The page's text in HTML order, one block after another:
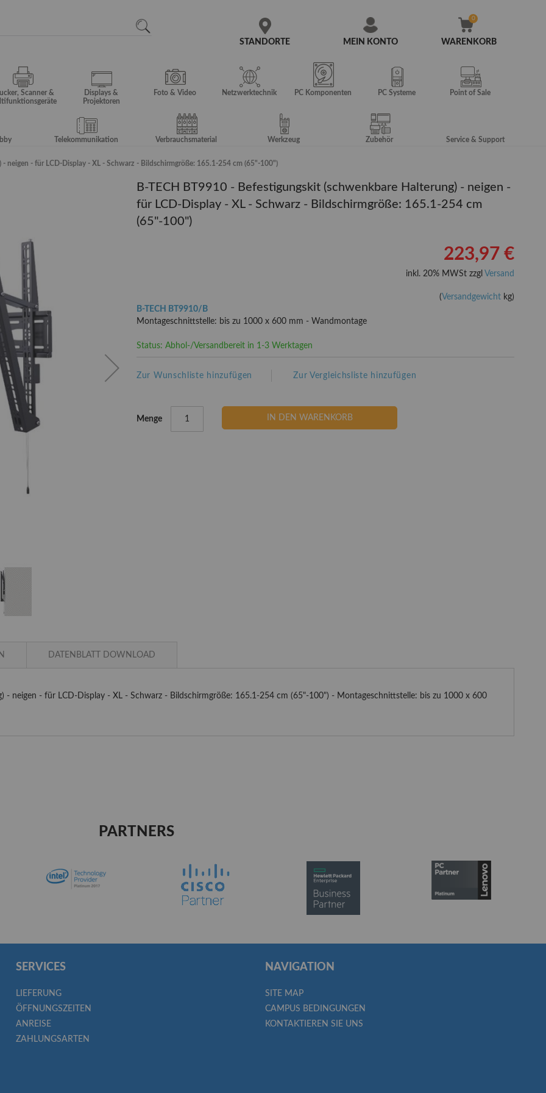
MEIN KONTO
STANDORTE WARENKORB
Scanner &
Displays &
Projektoren
Foto & Video Netzwerktechnik PC Komponenten PC Systeme Point of Sale
Telekommunikation Verbrauchsmaterial Werkzeug Zubehör Service & Support
- neigen - für LCD-Display - XL - Schwarz - Bildschirmgröße: 165.1-254 cm (65"-100")
B-TECH BT9910 - Befestigungskit (schwenkbare Halterung) - neigen -
für LCD-Display - XL - Schwarz - Bildschirmgröße: 165.1-254 cm
(65"-100")
223,97 €
inkl. 20% MWSt zzgl Versand
(Versandgewicht kg)
B-TECH BT9910/B
Montageschnittstelle: bis zu 1000 x 600 mm - Wandmontage
Status: Abhol-/Versandbereit in 1-3 Werktagen
Menge IN DEN WARENKORB
Zur Wunschliste hinzufügen Zur Vergleichsliste hinzufügen
- neigen - für LCD-Display - XL - Schwarz - Bildschirmgröße: 165.1-254 cm (65"-100") - Montageschnittstelle: bis zu 1000 x 600
DATENBLATT DOWNLOAD
PARTNERS
SERVICES
LIEFERUNG
ÖFFNUNGSZEITEN
ANREISE
ZAHLUNGSARTEN
NAVIGATION
SITE MAP
CAMPUS BEDINGUNGEN
KONTAKTIEREN SIE UNS